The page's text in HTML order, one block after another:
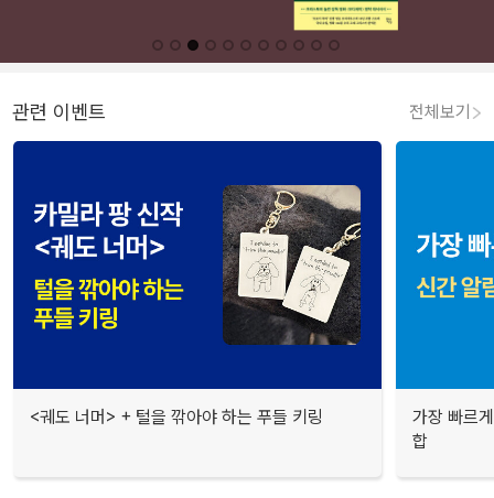
관련 이벤트 전체보기
<궤도 너머> + 털을 깎아야 하는 푸들 키링
가장 빠르
합